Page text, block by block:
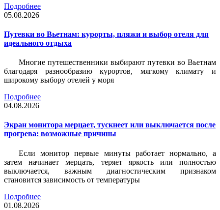
Подробнее
05.08.2026
Путевки во Вьетнам: курорты, пляжи и выбор отеля для
идеального отдыха
Многие путешественники выбирают путевки во Вьетнам
благодаря разнообразию курортов, мягкому климату и
широкому выбору отелей у моря
Подробнее
04.08.2026
Экран монитора мерцает, тускнеет или выключается после
прогрева: возможные причины
Если монитор первые минуты работает нормально, а
затем начинает мерцать, теряет яркость или полностью
выключается, важным диагностическим признаком
становится зависимость от температуры
Подробнее
01.08.2026